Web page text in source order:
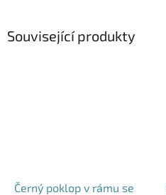
Související produkty
Černý poklop v rámu se